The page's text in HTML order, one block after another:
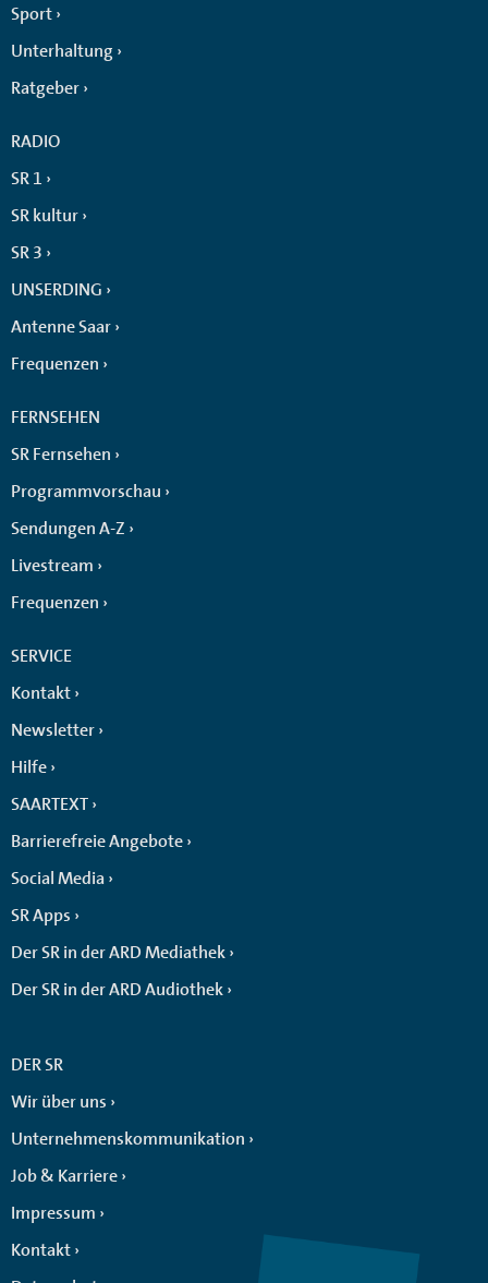
Sport
Unterhaltung
Ratgeber
RADIO
SR 1
SR kultur
SR 3
UNSERDING
Antenne Saar
Frequenzen
FERNSEHEN
SR Fernsehen
Programmvorschau
Sendungen A-Z
Livestream
Frequenzen
SERVICE
Kontakt
Newsletter
Hilfe
SAARTEXT
Barrierefreie Angebote
Social Media
SR Apps
Der SR in der ARD Mediathek
Der SR in der ARD Audiothek
DER SR
Wir über uns
Unternehmenskommunikation
Job & Karriere
Impressum
Kontakt